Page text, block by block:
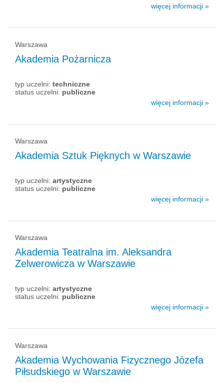
więcej informacji »
Warszawa
Akademia Pożarnicza
typ uczelni: techniczne
status uczelni: publiczne
więcej informacji »
Warszawa
Akademia Sztuk Pięknych w Warszawie
typ uczelni: artystyczne
status uczelni: publiczne
więcej informacji »
Warszawa
Akademia Teatralna im. Aleksandra
Zelwerowicza w Warszawie
typ uczelni: artystyczne
status uczelni: publiczne
więcej informacji »
Warszawa
Akademia Wychowania Fizycznego Józefa
Piłsudskiego w Warszawie